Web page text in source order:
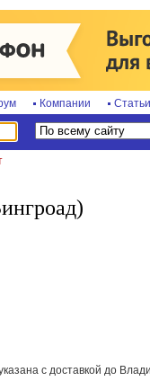
Компании Статьи
с доставкой до